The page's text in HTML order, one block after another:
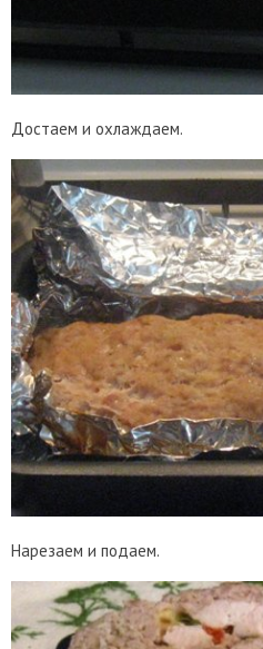
Достаем и охлаждаем.
Нарезаем и подаем.